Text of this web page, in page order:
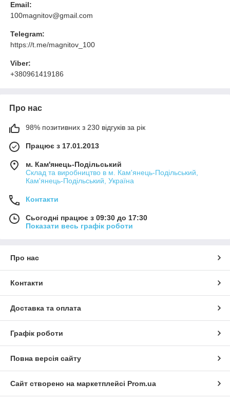
Email:
100magnitov@gmail.com
Telegram:
https://t.me/magnitov_100
Viber:
+380961419186
Про нас
98% позитивних з 230 відгуків за рік
Працює з 17.01.2013
м. Кам'янець-Подільський
Склад та виробництво в м. Кам'янець-Подільський,
Кам'янець-Подільський, Україна
Контакти
Сьогодні працює з 09:30 до 17:30
Показати весь графік роботи
Про нас
Контакти
Доставка та оплата
Графік роботи
Повна версія сайту
Сайт створено на маркетплейсі Prom.ua